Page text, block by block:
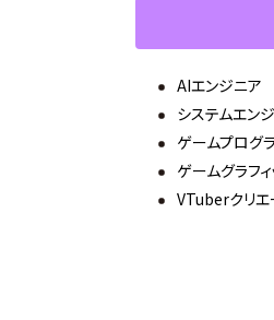
AIエンジニア
システムエン
ゲームプログ
ゲームグラフ
VTuberクリエ